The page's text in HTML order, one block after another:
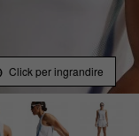
Click per ingrandire